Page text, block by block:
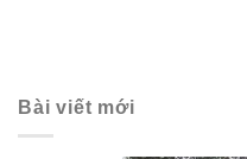
Bài viết mới